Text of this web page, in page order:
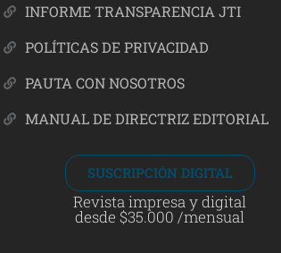
INFORME TRANSPARENCIA JTI
POLÍTICAS DE PRIVACIDAD
PAUTA CON NOSOTROS
MANUAL DE DIRECTRIZ EDITORIAL
SUSCRIPCIÓN DIGITAL
Revista impresa y digital
desde $35.000 /mensual